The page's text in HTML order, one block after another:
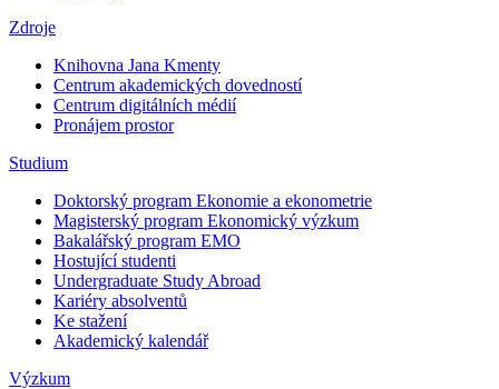
Zdroje
Knihovna Jana Kmenty
Centrum akademických dovedností
Centrum digitálních médií
Pronájem prostor
Studium
Doktorský program Ekonomie a ekonometrie
Magisterský program Ekonomický výzkum
Bakalářský program EMO
Hostující studenti
Undergraduate Study Abroad
Kariéry absolventů
Ke stažení
Akademický kalendář
Výzkum